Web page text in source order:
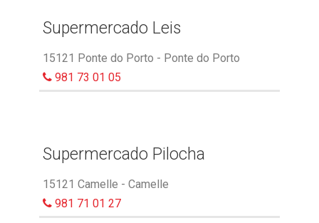
Supermercado Leis
15121 Ponte do Porto - Ponte do Porto
981 73 01 05
Supermercado Pilocha
15121 Camelle - Camelle
981 71 01 27